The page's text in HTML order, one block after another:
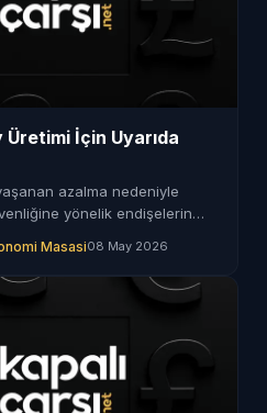
Üretimi İçin Uyarıda
azalma nedeniyle
yönelik endişelerin
Masasi08 May 2026